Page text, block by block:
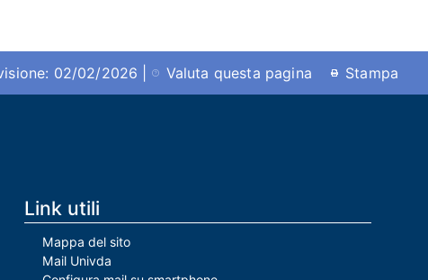
02/02/2026 | Valuta questa pagina Stampa
Link utili
Mappa del sito
Mail Univda